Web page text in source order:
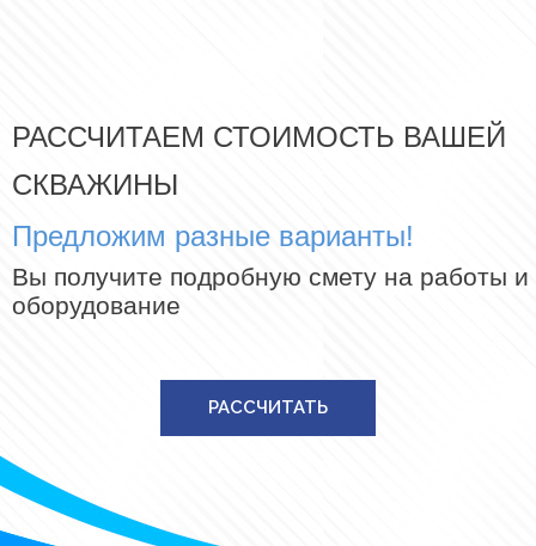
РАССЧИТАЕМ СТОИМОСТЬ ВАШЕЙ
СКВАЖИНЫ
Предложим разные варианты!
Вы получите подробную смету на работы и
оборудование
РАССЧИТАТЬ